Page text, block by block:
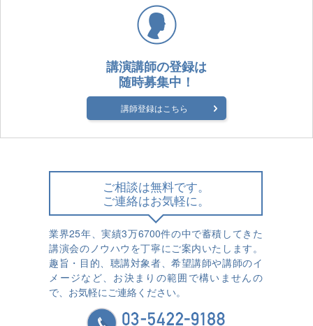
講演講師の登録は
随時募集中！
講師登録はこちら
ご相談は無料です。
ご連絡はお気軽に。
業界25年、実績3万6700件の中で蓄積してきた
講演会のノウハウを丁寧にご案内いたします。
趣旨・目的、聴講対象者、希望講師や講師のイ
メージなど、お決まりの範囲で構いませんの
で、お気軽にご連絡ください。